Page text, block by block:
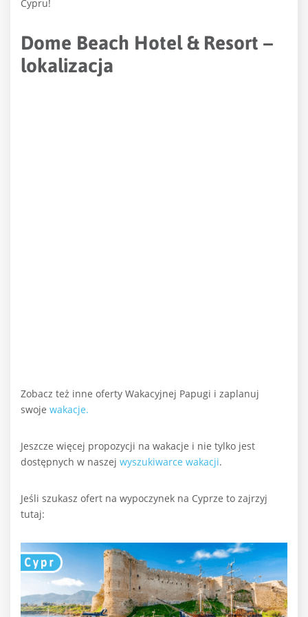
Cypru!
Dome Beach Hotel & Resort –
lokalizacja
Zobacz też inne oferty Wakacyjnej Papugi i zaplanuj
swoje wakacje.
Jeszcze więcej propozycji na wakacje i nie tylko jest
dostępnych w naszej wyszukiwarce wakacji.
Jeśli szukasz ofert na wypoczynek na Cyprze to zajrzyj
tutaj: